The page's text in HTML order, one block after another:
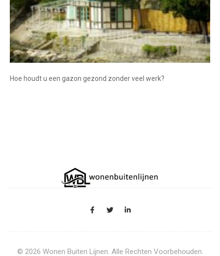
Hoe houdt u een gazon gezond zonder veel werk?
© 2026 Wonen Buiten Lijnen. Alle Rechten Voorbehouden.